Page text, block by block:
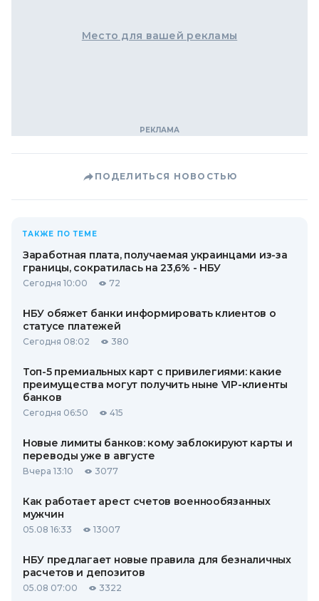
Место для вашей рекламы
ПОДЕЛИТЬСЯ НОВОСТЬЮ
ТАКЖЕ ПО ТЕМЕ
Заработная плата, получаемая украинцами из-за
границы, сократилась на 23,6% - НБУ
Сегодня 10:00 72
НБУ обяжет банки информировать клиентов о
статусе платежей
Сегодня 08:02 380
Топ-5 премиальных карт с привилегиями: какие
преимущества могут получить ныне VIP-клиенты
банков
Сегодня 06:50 415
Новые лимиты банков: кому заблокируют карты и
переводы уже в августе
Вчера 13:10 3077
Как работает арест счетов военнообязанных
мужчин
05.08 16:33 13007
НБУ предлагает новые правила для безналичных
расчетов и депозитов
05.08 07:00 3322